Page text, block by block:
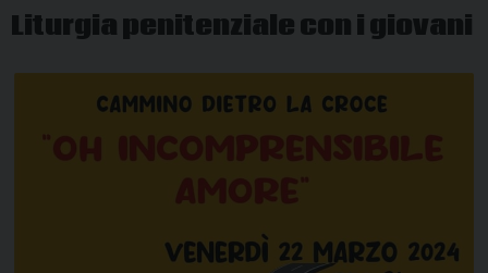
Liturgia penitenziale con i giovani